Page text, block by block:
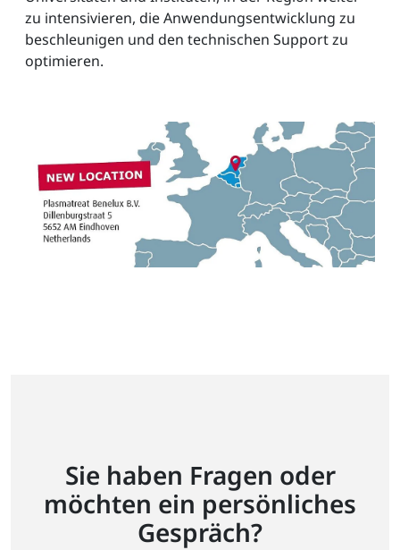
zu intensivieren, die Anwendungsentwicklung zu
beschleunigen und den technischen Support zu
optimieren.
Sie haben Fragen oder
möchten ein persönliches
Gespräch?